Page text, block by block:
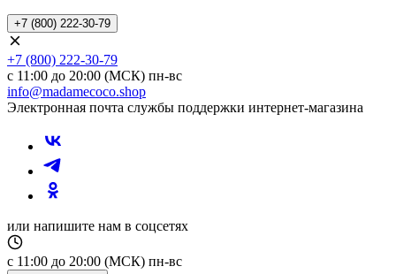
+7 (800) 222-30-79
+7 (800) 222-30-79
с 11:00 до 20:00 (МСК) пн-вс
info@madamecoco.shop
Электронная почта службы поддержки интернет-магазина
или напишите нам в соцсетях
с 11:00 до 20:00 (МСК) пн-вс